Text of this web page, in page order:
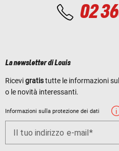
02
La newsletter di Louis
Ricevigratistutte le informazioni
o le novità interessanti.
Informazioni sulla protezione dei dati
Il tuo indirizzo e-mail